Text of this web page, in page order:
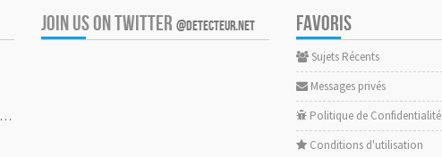
JOIN US ON TWITTER @DETECTEUR.NET FAVORIS
Sujets Récents
Messages privés
Politique de Confidentialité
Conditions d'utilisation